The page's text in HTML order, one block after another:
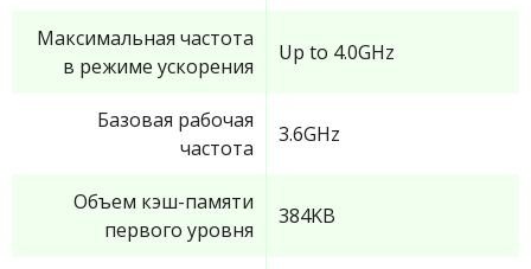
Максимальная частота
в режиме ускорения
Up to 4.0GHz
Базовая рабочая
частота
3.6GHz
Объем кэш-памяти
первого уровня
384KB